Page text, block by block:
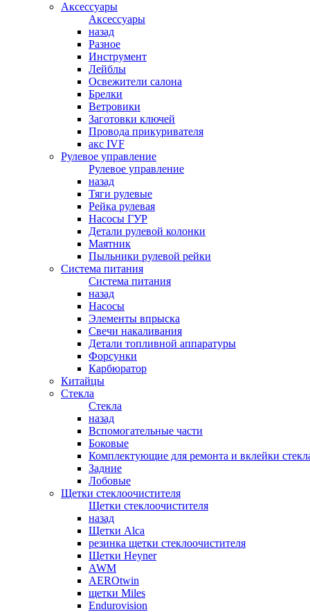
Аксессуары
Аксессуары
назад
Разное
Инструмент
Лейблы
Освежители салона
Брелки
Ветровики
Заготовки ключей
Провода прикуривателя
акс IVF
Рулевое управление
Рулевое управление
назад
Тяги рулевые
Рейка рулевая
Насосы ГУР
Детали рулевой колонки
Маятник
Пыльники рулевой рейки
Система питания
Система питания
назад
Насосы
Элементы впрыска
Свечи накаливания
Детали топливной аппаратуры
Форсунки
Карбюратор
Китайцы
Стекла
Стекла
назад
Вспомогательные части
Боковые
Комплектующие для ремонта и вклейки
Задние
Лобовые
Щетки стеклоочистителя
Щетки стеклоочистителя
назад
Щетки Alca
резинка щетки стеклоочистителя
Щетки Heyner
AWM
AEROtwin
щетки Miles
Endurovision